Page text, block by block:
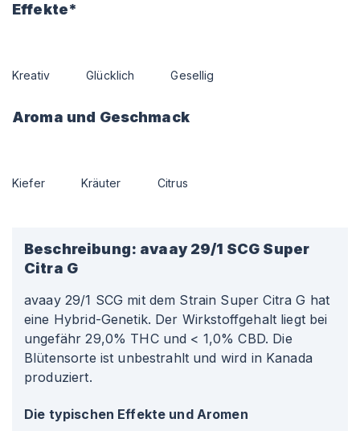
Effekte*
Kreativ Glücklich Gesellig
Aroma und Geschmack
Kiefer Kräuter Citrus
Beschreibung: avaay 29/1 SCG Super
Citra G
avaay 29/1 SCG mit dem Strain Super Citra G hat
eine Hybrid-Genetik. Der Wirkstoffgehalt liegt bei
ungefähr 29,0% THC und < 1,0% CBD. Die
Blütensorte ist unbestrahlt und wird in Kanada
produziert.
Die typischen Effekte und Aromen